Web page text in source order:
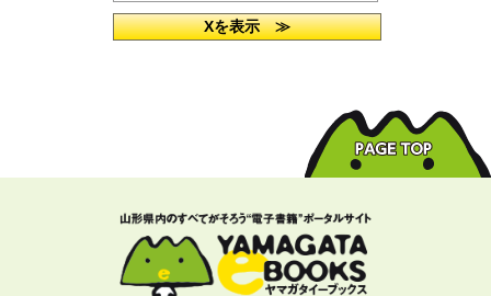
Xを表示 ≫